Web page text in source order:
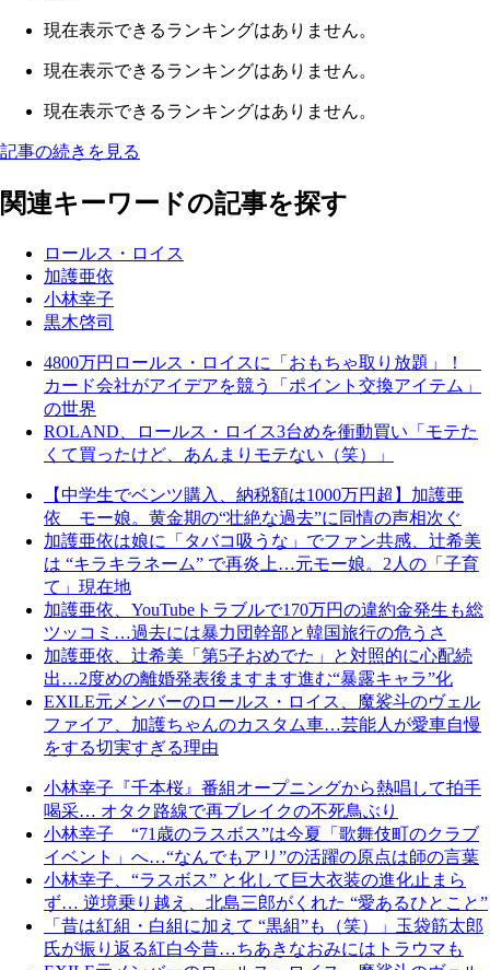
現在表示できるランキングはありません。
現在表示できるランキングはありません。
現在表示できるランキングはありません。
記事の続きを見る
関連キーワードの記事を探す
ロールス・ロイス
加護亜依
小林幸子
黒木啓司
4800万円ロールス・ロイスに「おもちゃ取り放題」！
カード会社がアイデアを競う「ポイント交換アイテム」
の世界
ROLAND、ロールス・ロイス3台めを衝動買い「モテた
くて買ったけど、あんまりモテない（笑）」
【中学生でベンツ購入、納税額は1000万円超】加護亜
依 モー娘。黄金期の“壮絶な過去”に同情の声相次ぐ
加護亜依は娘に「タバコ吸うな」でファン共感、辻希美
は “キラキラネーム” で再炎上…元モー娘。2人の「子育
て」現在地
加護亜依、YouTubeトラブルで170万円の違約金発生も総
ツッコミ…過去には暴力団幹部と韓国旅行の危うさ
加護亜依、辻希美「第5子おめでた」と対照的に心配続
出…2度めの離婚発表後ますます進む“暴露キャラ”化
EXILE元メンバーのロールス・ロイス、魔裟斗のヴェル
ファイア、加護ちゃんのカスタム車…芸能人が愛車自慢
をする切実すぎる理由
小林幸子『千本桜』番組オープニングから熱唱して拍手
喝采… オタク路線で再ブレイクの不死鳥ぶり
小林幸子 “71歳のラスボス”は今夏「歌舞伎町のクラブ
イベント」へ…“なんでもアリ”の活躍の原点は師の言葉
小林幸子、“ラスボス” と化して巨大衣装の進化止まら
ず… 逆境乗り越え、北島三郎がくれた “愛あるひとこと”
「昔は紅組・白組に加えて “黒組”も（笑）」玉袋筋太郎
氏が振り返る紅白今昔…ちあきなおみにはトラウマも